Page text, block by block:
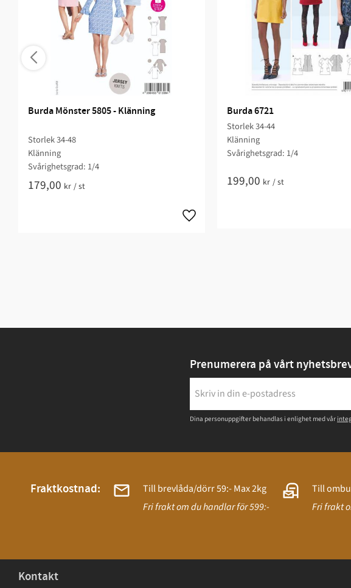
Burda Mönster 5805 - Klänning
Storlek 34-48
Klänning
Svårighetsgrad: 1/4​
179,00 kr /st
Burda 6721
Storlek 34-44
Klänning
Svårighetsgrad: 1/4​
199,00 kr /st
Prenumerera på vårt
Dina personuppgifter behandlas i enlighet med vår
Fraktkostnad:
Till brevlåda/dörr 59:- Max 2kg
Fri frakt om du handlar för 599:-
Till
Fri frakt
Kontakt